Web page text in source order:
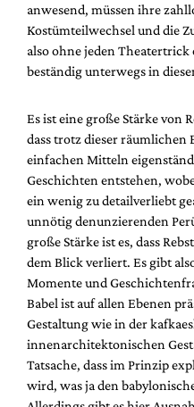
anwesend, müssen ihre
Kostümteilwechsel und die
also ohne jeden
beständig unterwegs in
Es ist eine große Stärke von
dass trotz dieser räumlichen
einfachen Mitteln
Geschichten entstehen,
ein wenig zu detailverliebt
unnötig denunzierenden
große Stärke ist es, dass
dem Blick verliert. Es gibt
Momente und
Babel ist auf allen Ebenen
Gestaltung wie in der
innenarchitektonischen
Tatsache, dass im Prinzip
wird, was ja den